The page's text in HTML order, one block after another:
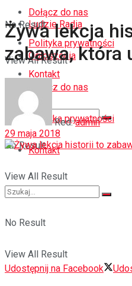
Dołącz do nas
Polityka prywatności
Kontakt
No Result
View All Result
Ludzie Radia
Ogłoszenia
Dołącz do nas
Polityka prywatności
Kontakt
No Result
View All Result
No Result
View All Result
Żywa lekcja
zabawa, która
Red. admin
29 maja 2018
Udostępnij na Facebook